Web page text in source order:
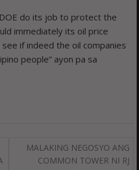
do its job to protect the
immediately its oil price
if indeed the oil companies
people” ayon pa sa
MALAKING NEGOSYO ANG
COMMON TOWER NI RJ